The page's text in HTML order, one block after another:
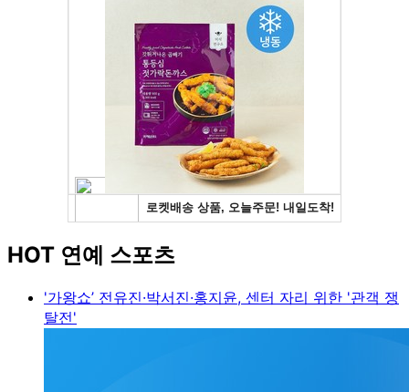
HOT 연예 스포츠
'가왕쇼’ 전유진·박서진·홍지윤, 센터 자리 위한 '관객 쟁
탈전'